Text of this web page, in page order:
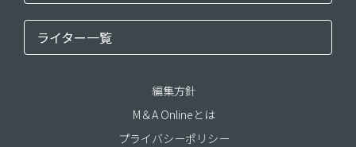
ライター一覧
編集方針
M＆A Onlineとは
プライバシーポリシー